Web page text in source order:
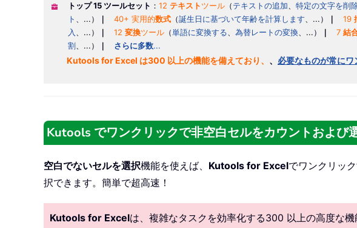
トップ 15 ツールセット ： 12 テキストツール （テキストの追加 特定の文字を削
ト
、...） ｜ 40+ 実用的数式 （誕生日に基づいて年齢を計算します 、...） ｜ 19
入
、...） ｜ 12 変換ツール （単語に変換する 為替レートの変換 、...） ｜ 7 結
割 、...） ｜ さらに多数...
Kutools for Excel は300 以上の機能を備えており、 、 必要なものが常に
Kutools でワンクリックで非空白セルをカウントおよび
空白でないセルを選択機能を使えば、 Kutools for Excelでワンクリッ
択できます。簡単で超高速！
Kutools for Excelは、複雑なタスクを効率化する300 以上の高度な